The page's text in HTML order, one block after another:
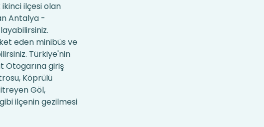
ilçesi olan
Antalya -
eden minibüs ve
Türkiye'nin
Otogarına giriş
Köprülü
Göl,
ilçenin gezilmesi